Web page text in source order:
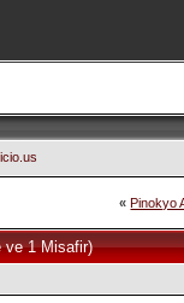
« Pinokyo
ve 1 Misafir)